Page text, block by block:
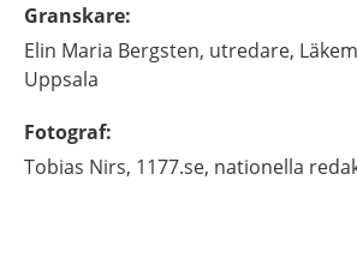
Granskare:
Elin Maria Bergsten, utredare,
Uppsala
Fotograf:
Tobias Nirs, 1177.se, nationella